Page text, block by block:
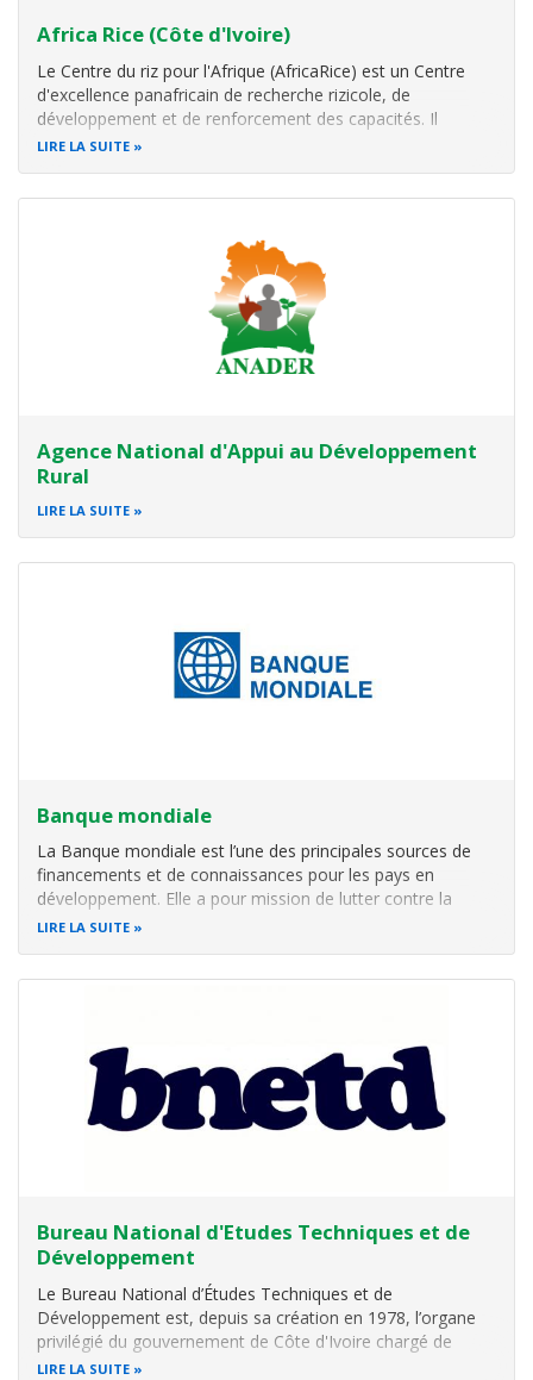
Africa Rice (Côte d'Ivoire)
Le Centre du riz pour l'Afrique (AfricaRice) est un Centre
d'excellence panafricain de recherche rizicole, de
développement et de renforcement des capacités. Il
contribue à réduire la pauvreté, à assurer la sécurité
LIRE LA SUITE
Agence National d'Appui au Développement
Rural
LIRE LA SUITE
Banque mondiale
La Banque mondiale est l’une des principales sources de
financements et de connaissances pour les pays en
développement. Elle a pour mission de lutter contre la
pauvreté, d’accroître la prospérité partagée et de
Avec 189 États membres, des collaborateurs issus
LIRE LA SUITE
Bureau National d'Etudes Techniques et de
Développement
Le Bureau National d’Études Techniques et de
Développement est, depuis sa création en 1978, l’organe
privilégié du gouvernement de Côte d'Ivoire chargé de
l’accompagner à travers ses travaux d’études de
LIRE LA SUITE